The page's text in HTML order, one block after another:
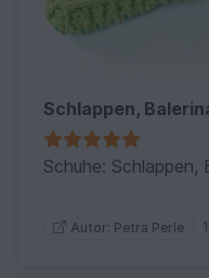
Schlappen,
Autor: Petra Perle